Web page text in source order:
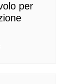
per